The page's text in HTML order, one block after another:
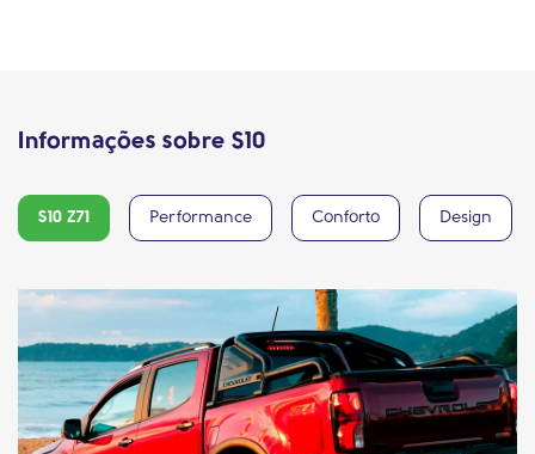
Informações sobre S10
S10 Z71 Performance Conforto Design